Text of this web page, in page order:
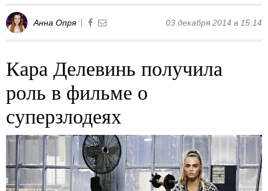
Анна Опря 03 декабря 2014 в 15:14
Кара Делевинь получила
роль в фильме о
суперзлодеях